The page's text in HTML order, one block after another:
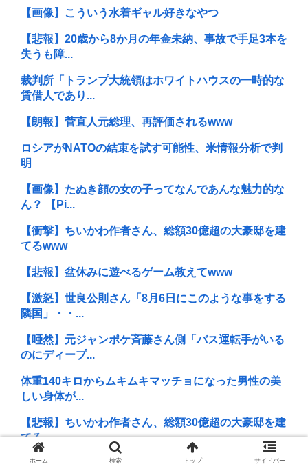
【画像】こういう水着ギャル好きなやつ
【悲報】20歳から8か月の年金未納、事故で手足3本を
失うも障...
裁判所「トランプ大統領はホワイトハウスの一時的な
賃借人であり...
【朗報】菅直人元総理、再評価されるwww
ロシアがNATOの結束を試す可能性、米情報分析で判
明
【画像】たぬき顔の女の子ってなんであんな魅力的な
ん？ 【Pi...
【衝撃】ちいかわ作者さん、総額30億超の大豪邸を建
てるwww
【悲報】盆休みに遊べるゲーム教えてwww
【激怒】世良公則さん「8月6日にこのような事をする
隣国」・・...
【唖然】元ジャンポケ斉藤さん側「バス運転手がいる
のにディープ...
体重140キロからムキムキマッチョになった男性の美
しい身体が...
【悲報】ちいかわ作者さん、総額30億超の大豪邸を建
てる
【悲報】世良公則、8月6日の北朝鮮ミサイルに「この
ホーム 検索 トップ サイドバー